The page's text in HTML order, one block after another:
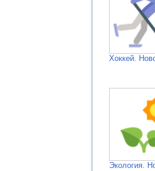
Хоккей.
Экология.